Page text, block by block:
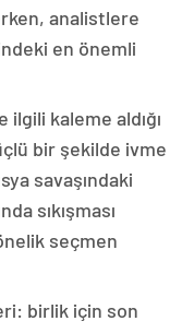
analistlere
en önemli
kaleme aldığı
bir şekilde ivme
savaşındaki
sıkışması
seçmen
birlik için son